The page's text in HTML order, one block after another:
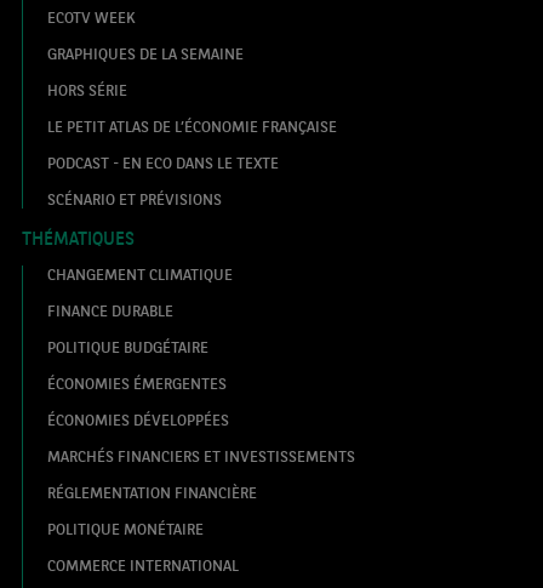
ECOTV WEEK
GRAPHIQUES DE LA SEMAINE
HORS SÉRIE
LE PETIT ATLAS DE L’ÉCONOMIE FRANÇAISE
PODCAST - EN ECO DANS LE TEXTE
SCÉNARIO ET PRÉVISIONS
THÉMATIQUES
CHANGEMENT CLIMATIQUE
FINANCE DURABLE
POLITIQUE BUDGÉTAIRE
ÉCONOMIES ÉMERGENTES
ÉCONOMIES DÉVELOPPÉES
MARCHÉS FINANCIERS ET INVESTISSEMENTS
RÉGLEMENTATION FINANCIÈRE
POLITIQUE MONÉTAIRE
COMMERCE INTERNATIONAL